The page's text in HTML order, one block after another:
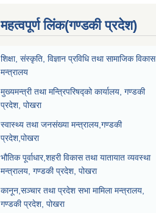
महत्वपूर्ण लिंक(गण्डकी प्रदेश)
शिक्षा, संस्कृति, विज्ञान प्रविधि तथा सामाजिक विकास
मन्त्रालय
मुख्यमन्त्री तथा मन्त्रिपरिषद्को कार्यालय, गण्डकी
प्रदेश, पोखरा
स्वास्थ्य तथा जनसंख्या मन्त्रालय,गण्डकी
प्रदेश,पोखरा
भौतिक पूर्वाधार,शहरी विकास तथा यातायात व्यवस्था
मन्त्रालय, गण्डकी प्रदेश, पोखरा
कानून,सञ्चार तथा प्रदेश सभा मामिला मन्त्रालय,
गण्डकी प्रदेश, पोखरा